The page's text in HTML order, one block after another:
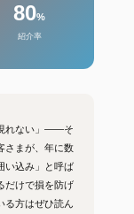
80%
紹介率
れない」——そ
さまが、年に数
い込み」と呼ば
だけで損を防げ
る方はぜひ読ん